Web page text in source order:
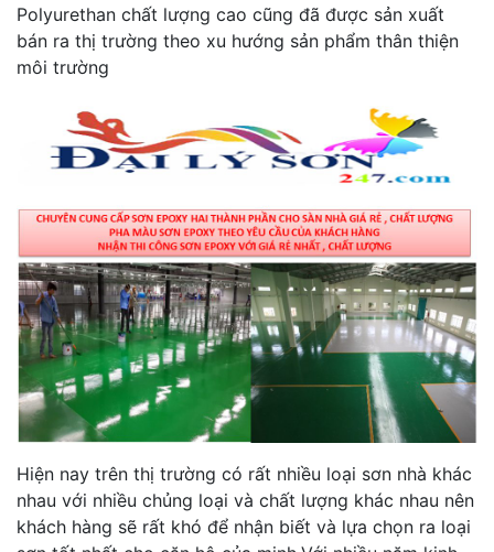
Polyurethan chất lượng cao cũng đã được sản xuất
bán ra thị trường theo xu hướng sản phẩm thân thiện
môi trường
Hiện nay trên thị trường có rất nhiều loại sơn nhà khác
nhau với nhiều chủng loại và chất lượng khác nhau nên
khách hàng sẽ rất khó để nhận biết và lựa chọn ra loại